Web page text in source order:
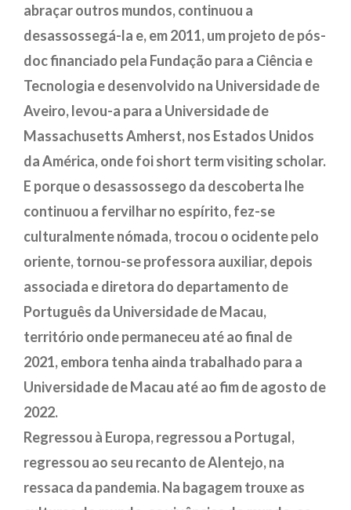
abraçar outros mundos, continuou a
desassossegá-la e, em 2011, um projeto de pós-
doc financiado pela Fundação para a Ciência e
Tecnologia e desenvolvido na Universidade de
Aveiro, levou-a para a Universidade de
Massachusetts Amherst, nos Estados Unidos
da América, onde foi short term visiting scholar.
E porque o desassossego da descoberta lhe
continuou a fervilhar no espírito, fez-se
culturalmente nómada, trocou o ocidente pelo
oriente, tornou-se professora auxiliar, depois
associada e diretora do departamento de
Português da Universidade de Macau,
território onde permaneceu até ao final de
2021, embora tenha ainda trabalhado para a
Universidade de Macau até ao fim de agosto de
2022.
Regressou à Europa, regressou a Portugal,
regressou ao seu recanto de Alentejo, na
ressaca da pandemia. Na bagagem trouxe as